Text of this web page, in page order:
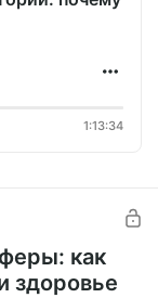
1:13:34
как
здоровье